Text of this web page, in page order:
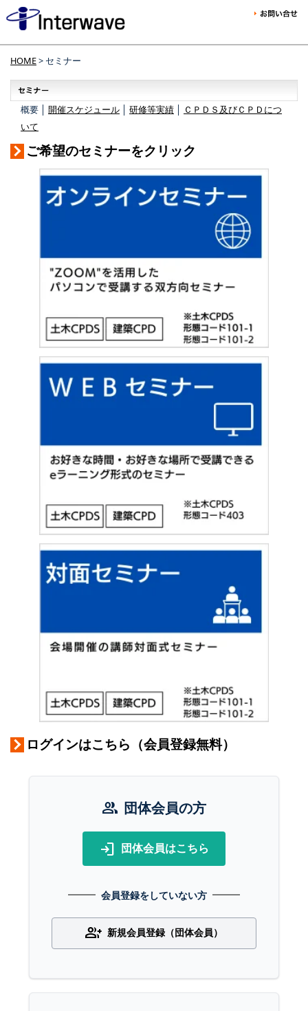
HOME> セミナー
概要 │ 開催スケジュール 研修等実績
ＣＰＤＳ及びＣＰＤにつ
いて
ご希望のセミナーをクリック
ログインはこちら（会員登録無料）
group 団体会員の方
login 団体会員はこちら
会員登録をしていない方
group_add 新規会員登録（団体会員）